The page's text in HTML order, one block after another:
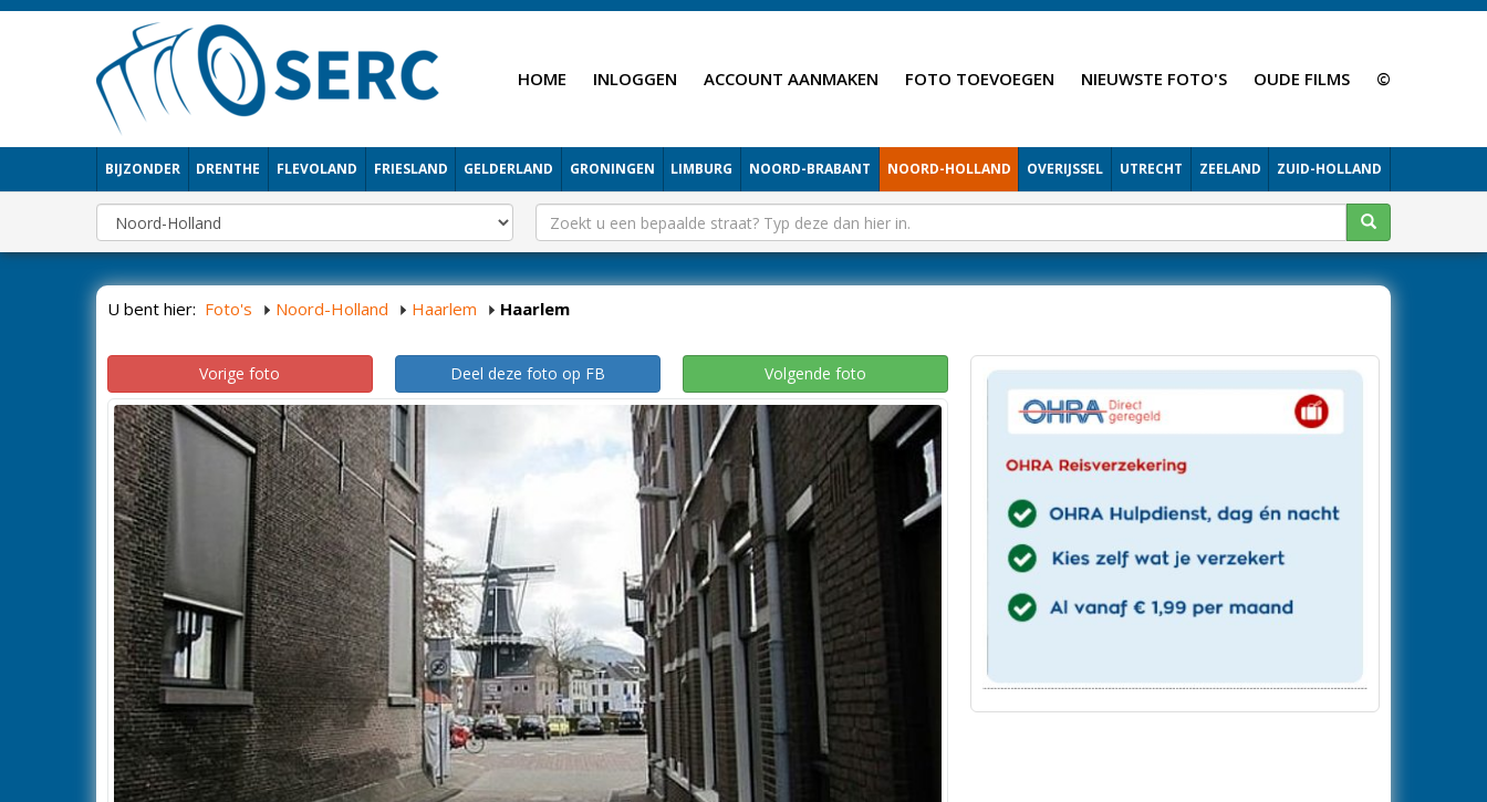
HOME INLOGGEN ACCOUNT AANMAKEN FOTO TOEVOEGEN NIEUWSTE FOTO'S OUDE FILMS ©
BIJZONDER DRENTHE FLEVOLAND FRIESLAND GELDERLAND GRONINGEN LIMBURG NOORD-BRABANT NOORD-HOLLAND OVERIJSSEL UTRECHT ZEELAND ZUID-HOLLAND
U bent hier: Foto's Noord-Holland Haarlem Haarlem
Vorige foto Deel deze foto op FB Volgende foto